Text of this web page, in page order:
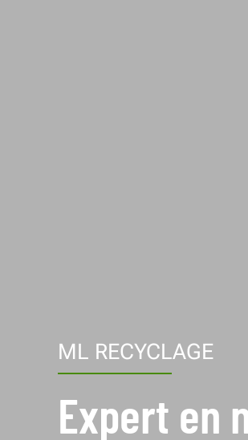
ML RECYCLAGE
Expert en